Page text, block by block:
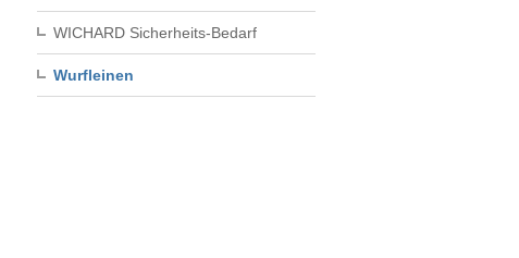
WICHARD Sicherheits-Bedarf
Wurfleinen